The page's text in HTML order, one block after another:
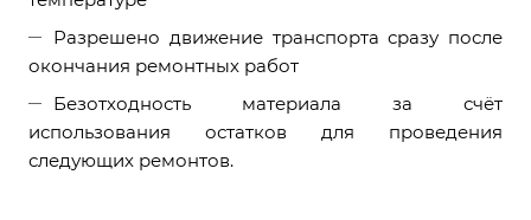
Разрешено движение транспорта сразу после
окончания ремонтных работ
Безотходность материала за счёт
использования остатков для проведения
следующих ремонтов.